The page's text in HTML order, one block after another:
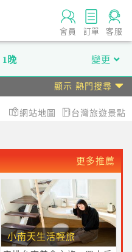
會員 訂單 客服
1晚 變更
顯示 熱門搜尋
網站地圖 台灣旅遊景點
更多推薦
小南天生活輕旅